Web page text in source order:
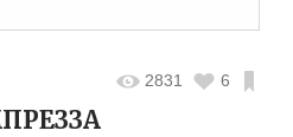
2831 6